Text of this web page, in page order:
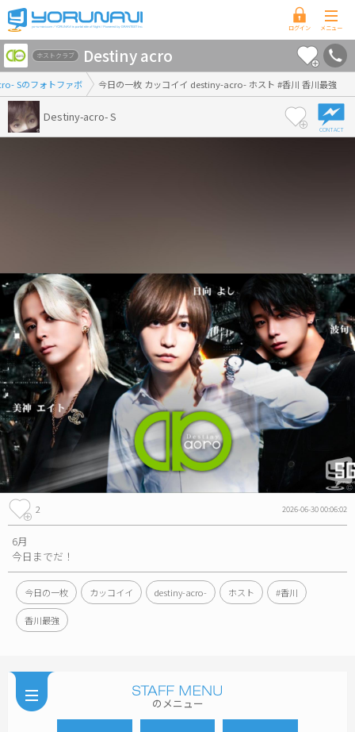
香
川
県
版
Sのフォトファボ 今日の一枚 カッコイイ destiny-acro- ホスト #香川 香川最強
ホストクラブ Destiny acro
Destiny-acro- S
2 2026-06-30 00:06:02
6月
今日までだ！
今日の一枚 カッコイイ destiny-acro- ホスト #香川
香川最強
のメニュー